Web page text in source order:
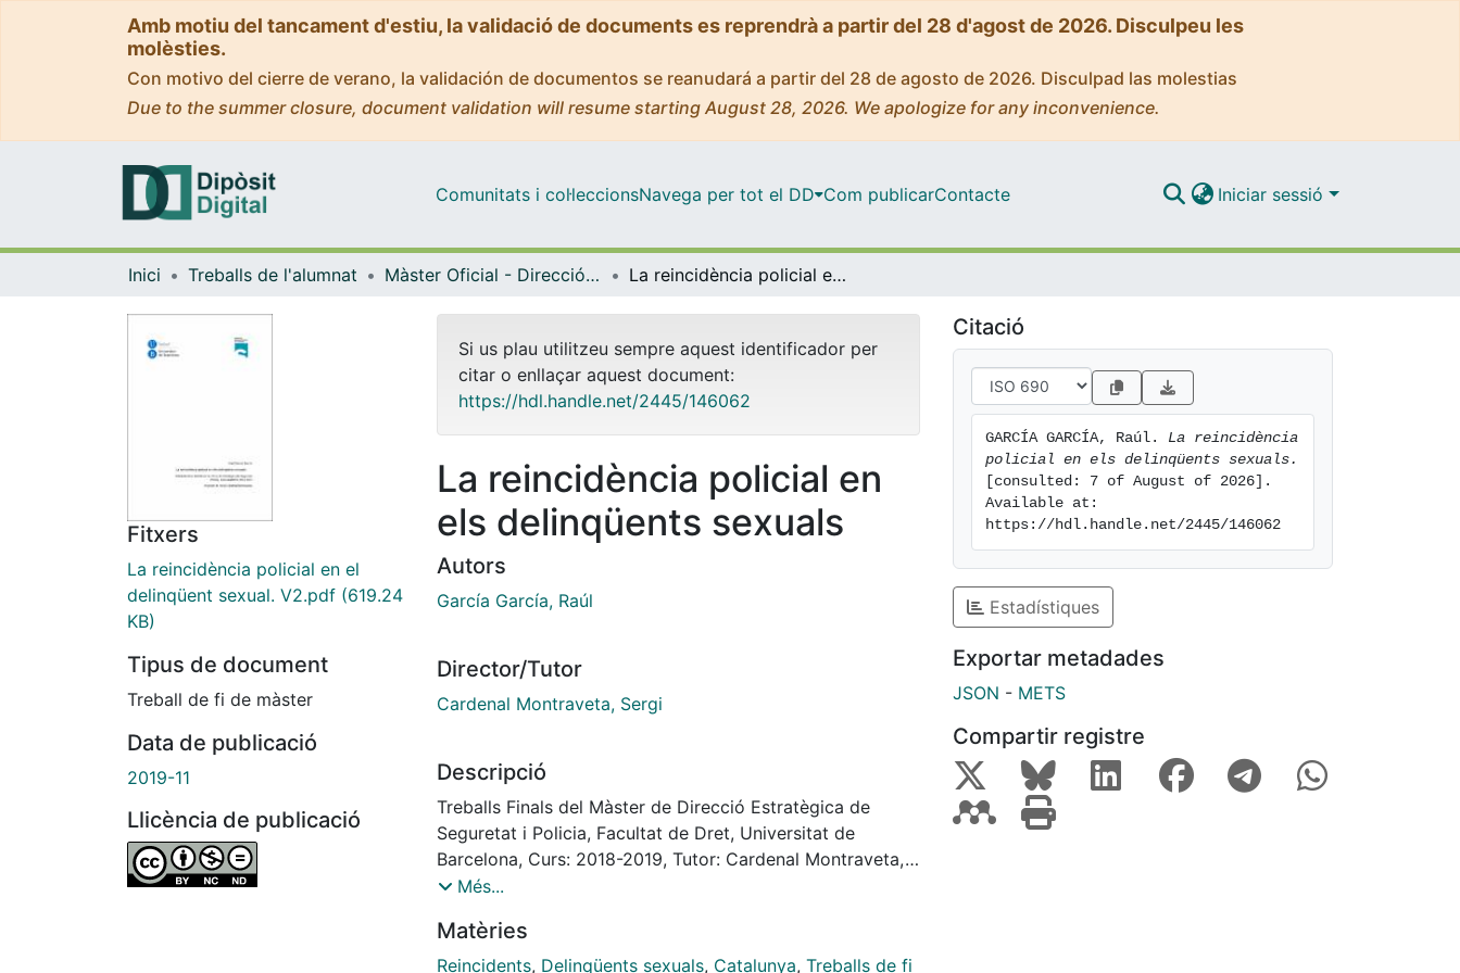
Amb motiu del tancament d'estiu, la validació de documents es reprendrà a partir del 28 d'agost de 2026. Disculpeu les
molèsties.
Con motivo del cierre de verano, la validación de documentos se reanudará a partir del 28 de agosto de 2026. Disculpad las molestias
Due to the summer closure, document validation will resume starting August 28, 2026. We apologize for any inconvenience.
Comunitats i col·leccionsNavega per tot el DD Com publicarContacte Iniciar sessió
Inici Treballs de l'alumnat Màster Oficial - Direcció Estratègica de Seguretat La reincidència policial en els delinqüents sexuals
Fitxers
La reincidència policial en el
delinqüent sexual. V2.pdf (619.24
KB)
Tipus de document
Treball de fi de màster
Data de publicació
2019-11
Llicència de publicació
Si us plau utilitzeu sempre aquest identificador per
citar o enllaçar aquest document:
https://hdl.handle.net/2445/146062
La reincidència policial en
els delinqüents sexuals
Autors
García García, Raúl
Director/Tutor
Cardenal Montraveta, Sergi
Descripció
Treballs Finals del Màster de Direcció Estratègica de
Seguretat i Policia, Facultat de Dret, Universitat de
Barcelona, Curs: 2018-2019, Tutor: Cardenal Montraveta,
SergiMés...
Matèries
Reincidents, Delinqüents sexuals, Catalunya, Treballs de fi
Citació
GARCÍA GARCÍA, Raúl. La reincidència
policial en els delinqüents sexuals.
[consulted: 7 of August of 2026].
Available at:
https://hdl.handle.net/2445/146062
Estadístiques
Exportar metadades
JSON - METS
Compartir registre